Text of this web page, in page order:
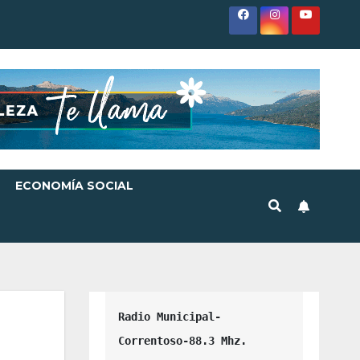
ECONOMÍA SOCIAL
Radio Municipal-
Correntoso-88.3 Mhz.